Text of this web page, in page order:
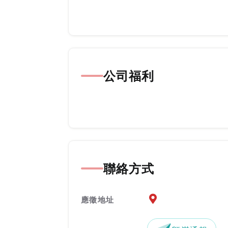
公司福利
聯絡方式
應徵地址 應徵地址地圖『另開新